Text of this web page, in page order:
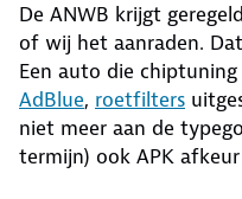
De ANWB krijgt
of wij het aanraden.
Een auto die
AdBlue, roetfilters
niet meer aan de
termijn) ook APK